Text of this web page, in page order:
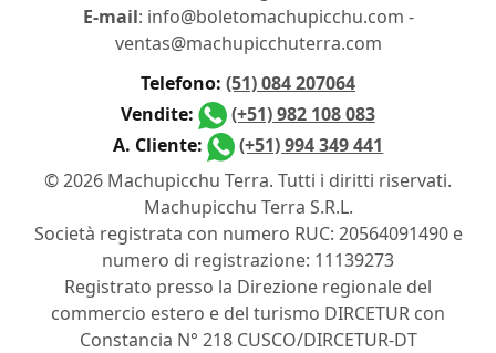
E-mail: info@boletomachupicchu.com -
ventas@machupicchuterra.com
Telefono: (51) 084 207064
Vendite:
(+51) 982 108 083
A. Cliente:
(+51) 994 349 441
© 2026 Machupicchu Terra. Tutti i diritti riservati.
Machupicchu Terra S.R.L.
Società registrata con numero RUC: 20564091490 e
numero di registrazione: 11139273
Registrato presso la Direzione regionale del
commercio estero e del turismo DIRCETUR con
Constancia N° 218 CUSCO/DIRCETUR-DT